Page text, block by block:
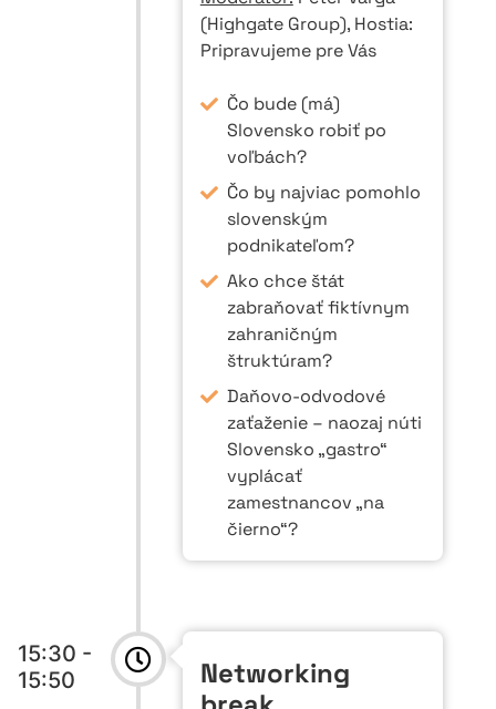
(Highgate Group), Hostia:
Pripravujeme pre Vás
Čo bude (má)
Slovensko robiť po
voľbách?
Čo by najviac pomohlo
slovenským
podnikateľom?
Ako chce štát
zabraňovať fiktívnym
zahraničným
štruktúram?
Daňovo-odvodové
zaťaženie – naozaj núti
Slovensko „gastro“
vyplácať
zamestnancov „na
čierno“?
15:30 -
15:50
Networking